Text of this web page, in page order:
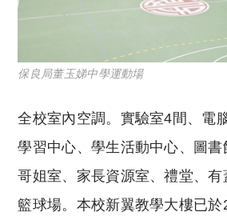
保良局董玉娣中學運動場
全校室內空調。實驗室4間、電
學習中心、學生活動中心、圖
哥姐室、家長資源室、禮堂、有
籃球場。本校新翼教學大樓已於